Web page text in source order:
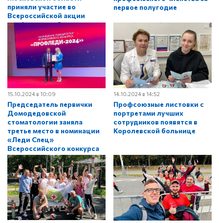
приняли участие во
Всероссийской акции
профсоюзов «За
достойный труд»
первое полугодие
15.10.2024 в 10:09
Председатель первички
Домодедовской
стоматологии заняла
третье место в номинации
«Леди Спец»
Всероссийского конкурса
«Профледи-2024»
14.10.2024 в 14:52
Профсоюзные листовки с
портретами лучших
сотрудников появятся в
Королевской больнице